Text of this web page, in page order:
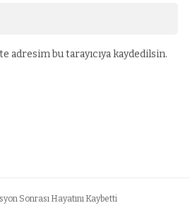
adresim bu tarayıcıya kaydedilsin.
Sonrası Hayatını Kaybetti